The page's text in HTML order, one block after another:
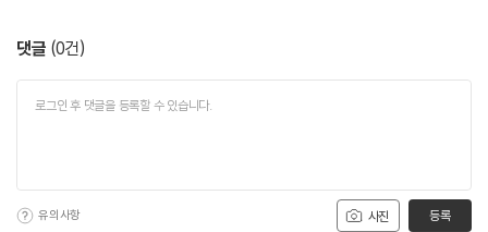
댓글 (0건)
사진
유의사항 등록